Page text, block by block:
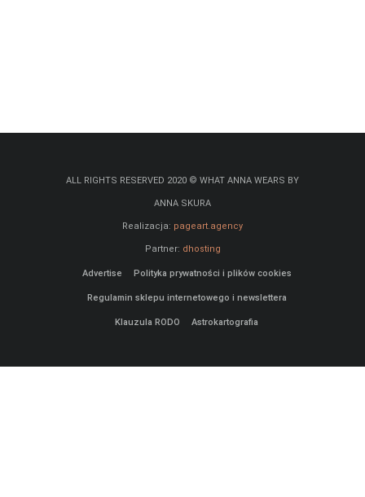
ANNA SKURA
Partner:dhosting
Polityka prywatności i plików cookies
Regulamin sklepu internetowego i newslettera
Klauzula RODO Astrokartografia